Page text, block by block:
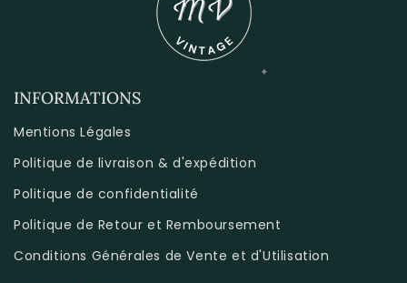
INFORMATIONS
Mentions Légales
Politique de livraison & d'expédition
Politique de confidentialité
Politique de Retour et Remboursement
Conditions Générales de Vente et d'Utilisation